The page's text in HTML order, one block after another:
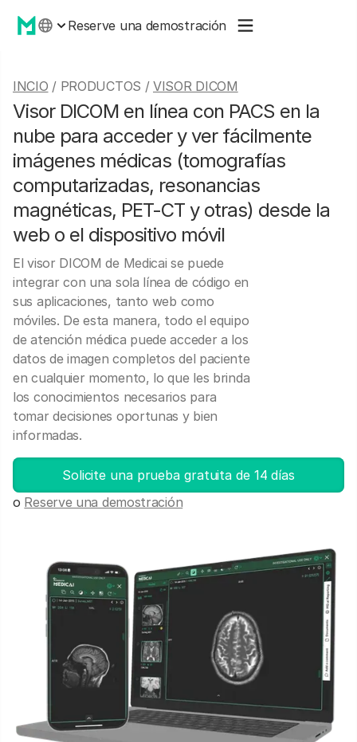
Reserve una demostración
INCIO / PRODUCTOS / VISOR DICOM
Visor DICOM en línea con PACS en la
nube para acceder y ver fácilmente
imágenes médicas (tomografías
computarizadas, resonancias
magnéticas, PET-CT y otras) desde la
web o el dispositivo móvil
El visor DICOM de Medicai se puede
integrar con una sola línea de código en
sus aplicaciones, tanto web como
móviles. De esta manera, todo el equipo
de atención médica puede acceder a los
datos de imagen completos del paciente
en cualquier momento, lo que les brinda
los conocimientos necesarios para
tomar decisiones oportunas y bien
informadas.
Solicite una prueba gratuita de 14 días
o Reserve una demostración